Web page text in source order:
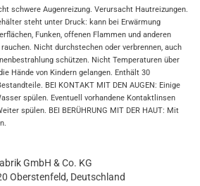
schwere Augenreizung. Verursacht Hautreizungen.
steht unter Druck: kann bei Erwärmung
Funken, offenen Flammen und anderen
Nicht durchstechen oder verbrennen, auch
schützen. Nicht Temperaturen über
Hände von Kindern gelangen. Enthält 30
BEI KONTAKT MIT DEN AUGEN: Einige
spülen. Eventuell vorhandene Kontaktlinsen
spülen. BEI BERÜHRUNG MIT DER HAUT: Mit
GmbH & Co. KG
Oberstenfeld, Deutschland